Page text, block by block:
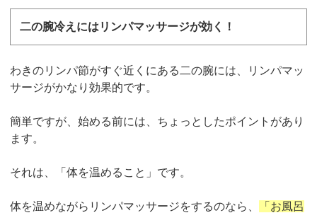
二の腕冷えにはリンパマッサージが効く！
わきのリンパ節がすぐ近くにある二の腕には、リンパマッ
サージがかなり効果的です。
簡単ですが、始める前には、ちょっとしたポイントがあり
ます。
それは、「体を温めること」です。
体を温めながらリンパマッサージをするのなら、
「お風呂